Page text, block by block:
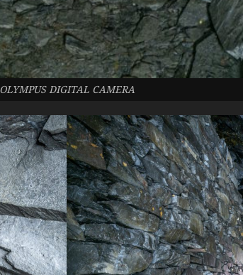
OLYMPUS DIGITAL CAMERA